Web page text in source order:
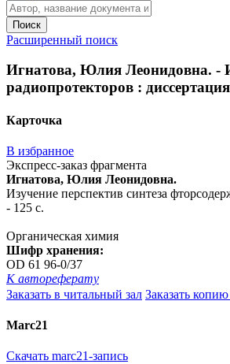
Поиск
Расширенный поиск
Игнатова, Юлия Леонидовна. -
радиопротекторов :
Карточка
В избранное
Экспресс-заказ фрагмента
Игнатова, Юлия Леонидовна.
Изучение перспектив синтеза
- 125 с.
Органическая химия
Шифр хранения:
OD 61 96-0/37
К автореферату
Заказать в читальный зал Заказать
Marc21
Скачать marc21-запись